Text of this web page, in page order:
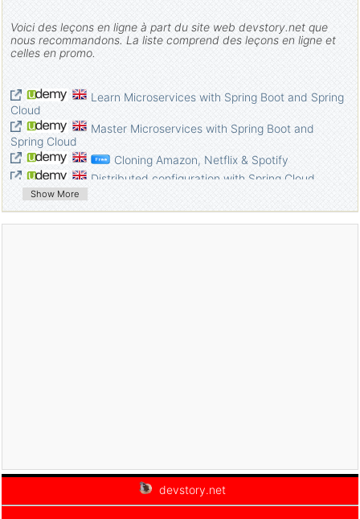
Voici des leçons en ligne à part du site web devstory.net que
nous recommandons. La liste comprend des leçons en ligne et
celles en promo.
Learn Microservices with Spring Boot and Spring
Cloud
Master Microservices with Spring Boot and
Spring Cloud
Cloning Amazon, Netflix & Spotify
Distributed configuration with Spring Cloud
Config
Getting Started with Amazon Web Services
Continuous Delivery on Amazon Web Services
Show More
devstory.net